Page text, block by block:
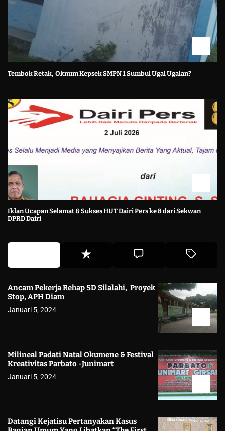
Tembok Retak, Oknum Kepsek SMPN 1 Sumbul Ugal Ugalan?
Iklan Ucapan Selamat & Sukses HUT Dairi Pers ke 8 dari Sekwan
DPRD Dairi
Ancam Pekerja Rehap SD Silalahi, Proyek
Stop, APH Diam
Januari 5, 2024
Milineal Padati Natal Okumene & Festival
Kreativitas Parbato -Junimart
Januari 5, 2024
Datangi Kejatisu Pertanyakan Kasus